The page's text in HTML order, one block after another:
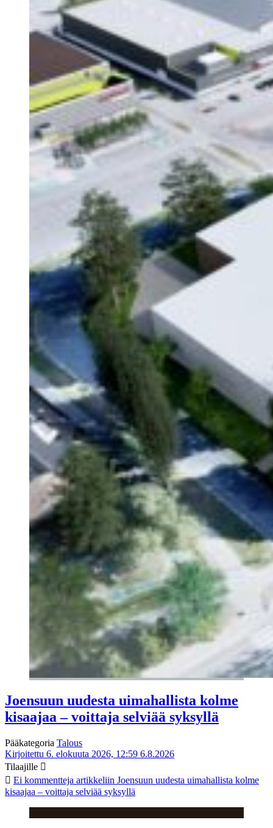
Joensuun uudesta uimahallista kolme
kisaajaa – voittaja selviää syksyllä
Pääkategoria Talous
Kirjoitettu 6. elokuuta 2026, 12:59 6.8.2026
Tilaajille
Ei kommentteja artikkeliin Joensuun uudesta uimahallista kolme
kisaajaa – voittaja selviää syksyllä